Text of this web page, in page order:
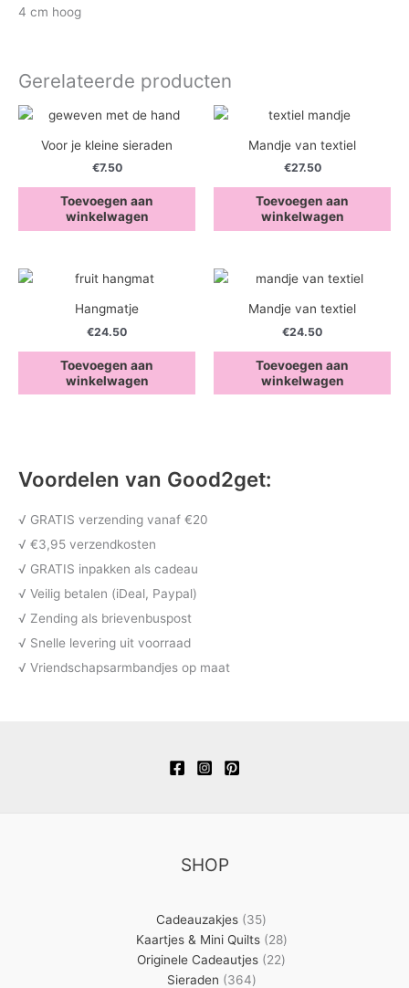
Voordelen van Good2get:
√ GRATIS verzending vanaf €20
√ €3,95 verzendkosten
√ GRATIS inpakken als cadeau
√ Veilig betalen (iDeal, Paypal)
√ Zending als brievenbuspost
√ Snelle levering uit voorraad
√ Vriendschapsarmbandjes op maat
4 cm hoog
Gerelateerde producten
Voor je kleine sieraden
€7.50
Toevoegen aan
winkelwagen
Mandje van textiel
€27.50
Toevoegen aan
winkelwagen
Hangmatje
€24.50
Toevoegen aan
winkelwagen
Mandje van textiel
€24.50
Toevoegen aan
winkelwagen
SHOP
Cadeauzakjes 3535
producten
Kaartjes & Mini Quilts 2828
producten
Originele Cadeautjes 2222
Sieraden 364364